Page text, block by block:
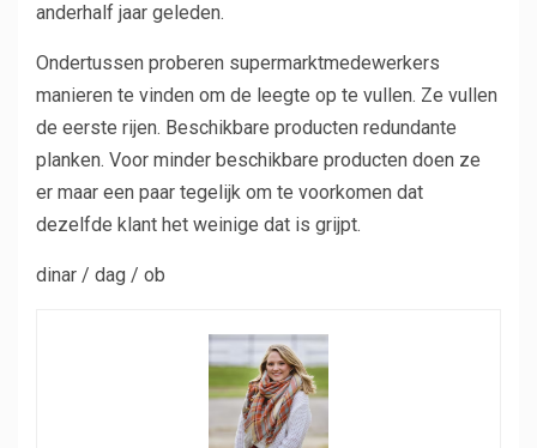
anderhalf jaar geleden.
Ondertussen proberen supermarktmedewerkers
manieren te vinden om de leegte op te vullen. Ze vullen
de eerste rijen. Beschikbare producten redundante
planken. Voor minder beschikbare producten doen ze
er maar een paar tegelijk om te voorkomen dat
dezelfde klant het weinige dat is grijpt.
dinar / dag / ob